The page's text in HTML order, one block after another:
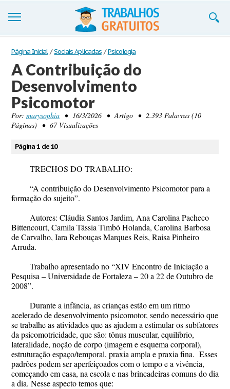
Trabalhos
Cadastre-se
Entre
Blog
Página Inicial / Sociais Aplicadas / Psicologia
A Contribuição do
Desenvolvimento
Psicomotor
Por: marysophia • 16/3/2026 • Artigo • 2.393 Palavras (10
Páginas) • 67 Visualizações
Página 1 de 10
TRECHOS DO TRABALHO:
“A contribuição do Desenvolvimento Psicomotor para a
formação do sujeito”.
Autores: Cláudia Santos Jardim, Ana Carolina Pacheco
Bittencourt, Camila Tássia Timbó Holanda, Carolina Barbosa
de Carvalho, Iara Rebouças Marques Reis, Raisa Pinheiro
Arruda.
Trabalho apresentado no “XIV Encontro de Iniciação a
Pesquisa – Universidade de Fortaleza – 20 a 22 de Outubro de
2008”.
Durante a infância, as crianças estão em um ritmo
acelerado de desenvolvimento psicomotor, sendo necessário que
se trabalhe as atividades que as ajudem a estimular os subfatores
da psicomotricidade, que são: tônus muscular, equilíbrio,
lateralidade, noção de corpo (imagem e esquema corporal),
estruturação espaço/temporal, praxia ampla e praxia fina. Esses
padrões podem ser aperfeiçoados com o tempo e a vivência,
começando em casa, na escola e nas brincadeiras comuns do dia
a dia. Nesse aspecto temos que: